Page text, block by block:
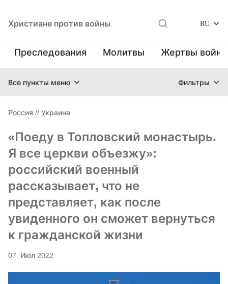
Христиане против войны RU
Преследования Молитвы Жертвы
Все пункты меню Фильтры
Россия // Украина
«Поеду в Топловский монастырь.
Я все церкви объезжу»:
российский военный
рассказывает, что не
представляет, как после
увиденного он сможет вернуться
к гражданской жизни
07. Июл 2022